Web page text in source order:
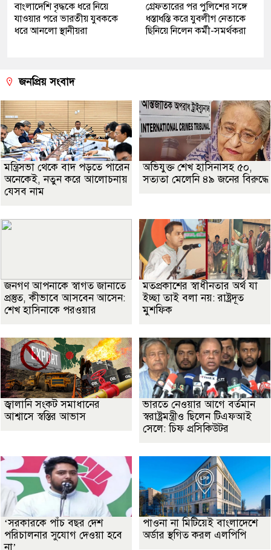
বাংলাদেশি বৃদ্ধকে ধরে নিয়ে
যাওয়ার পরে ভারতীয় যুবককে
ধরে আনলো স্থানীয়রা
গ্রেফতারের পর পুলিশের সঙ্গে
ধস্তাধস্তি করে যুবলীগ নেতাকে
ছিনিয়ে নিলেন কর্মী-সমর্থকরা
জনপ্রিয় সংবাদ
মন্ত্রিসভা থেকে বাদ পড়তে পারেন
অনেকেই, নতুন করে আলোচনায়
যেসব নাম
অভিযুক্ত শেখ হাসিনাসহ ৫০,
সত্যতা মেলেনি ৪৯ জনের বিরুদ্ধে
জনগণ আপনাকে স্বাগত জানাতে
প্রস্তুত, কীভাবে আসবেন আসেন:
শেখ হাসিনাকে পরওয়ার
মতপ্রকাশের স্বাধীনতার অর্থ যা
ইচ্ছা তাই বলা নয়: রাষ্ট্রদূত
মুশফিক
জ্বালানি সংকট সমাধানের
আশ্বাসে স্বস্তির আভাস
ভারতে নেওয়ার আগে বর্তমান
স্বরাষ্ট্রমন্ত্রীও ছিলেন টিএফআই
সেলে: চিফ প্রসিকিউটর
‘সরকারকে পাঁচ বছর দেশ
পরিচালনার সুযোগ দেওয়া হবে
পাওনা না মিটিয়েই বাংলাদেশে
অর্ডার স্থগিত করল এলপিপি